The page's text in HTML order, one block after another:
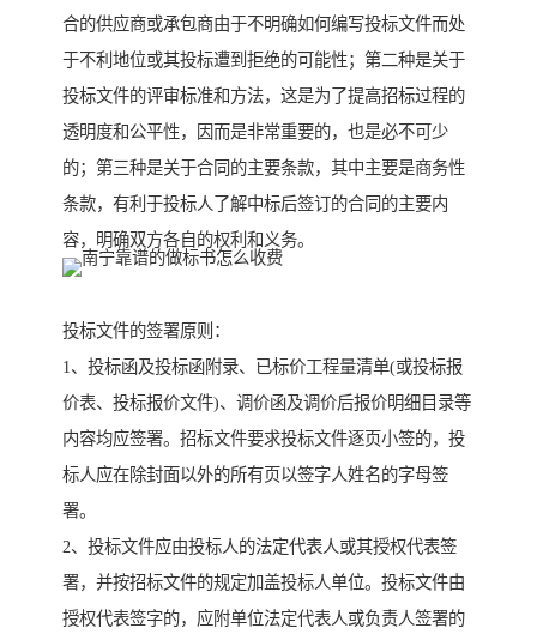
合的供应商或承包商由于不明确如何编写投标文件而处
于不利地位或其投标遭到拒绝的可能性；第二种是关于
投标文件的评审标准和方法，这是为了提高招标过程的
透明度和公平性，因而是非常重要的，也是必不可少
的；第三种是关于合同的主要条款，其中主要是商务性
条款，有利于投标人了解中标后签订的合同的主要内
容，明确双方各自的权利和义务。
投标文件的签署原则：
1、投标函及投标函附录、已标价工程量清单(或投标报
价表、投标报价文件)、调价函及调价后报价明细目录等
内容均应签署。招标文件要求投标文件逐页小签的，投
标人应在除封面以外的所有页以签字人姓名的字母签
署。
2、投标文件应由投标人的法定代表人或其授权代表签
署，并按招标文件的规定加盖投标人单位。投标文件由
授权代表签字的，应附单位法定代表人或负责人签署的